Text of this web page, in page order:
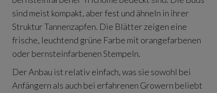
sind meist kompakt, aber fest und ähneln in ihrer
Struktur Tannenzapfen. Die Blätter zeigen eine
frische, leuchtend grüne Farbe mit orangefarbenen
oder bernsteinfarbenen Stempeln.
Der Anbau ist relativ einfach, was sie sowohl bei
Anfängern als auch bei erfahrenen Growern beliebt